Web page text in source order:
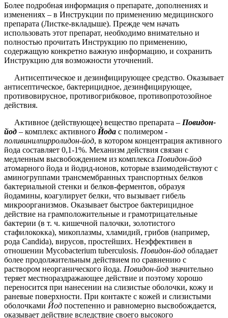
Более подробная информация о препарате, дополнениях и
изменениях – в Инструкции по применению медицинского
препарата (Листке-вкладыше). Прежде чем начать
использовать этот препарат, необходимо внимательно и
полностью прочитать Инструкцию по применению,
содержащую конкретно важную информацию, и сохранить
Инструкцию для возможности уточнений.
Антисептическое и дезинфицирующее средство. Оказывает
антисептическое, бактерицидное, дезинфицирующее,
противовирусное, противогрибковое, противопротозойное
действия.
Активное (действующее) вещество препарата – Повидон-
йод – комплекс активного Йода с полимером -
поливинилпирролидон-йод, в котором концентрация активного
йода составляет 0,1-1%. Механизм действия связан с
медленным высвобождением из комплекса Повидон-йод
атомарного йода и йодид-ионов, которые взаимодействуют с
аминогруппами трансмембранных транспортных белков
бактериальной стенки и белков-ферментов, образуя
йодамины, коагулирует белки, что вызывает гибель
микроорганизмов. Оказывает быстрое бактерицидное
действие на грамположительные и грамотрицательные
бактерии (в т. ч. кишечной палочки, золотистого
стафилококка), микоплазмы, хламидий, грибов (например,
рода Candida), вирусов, простейших. Неэффективен в
отношении Mycobacterium tuberculosis. Повидон-йод обладает
более продолжительным действием по сравнению с
раствором неорганического йода. Повидон-йод значительно
теряет местнораздражающее действие и поэтому хорошо
переносится при нанесении на слизистые оболочки, кожу и
раневые поверхности. При контакте с кожей и слизистыми
оболочками Йод постепенно и равномерно высвобождается,
оказывает действие вследствие своего высокого